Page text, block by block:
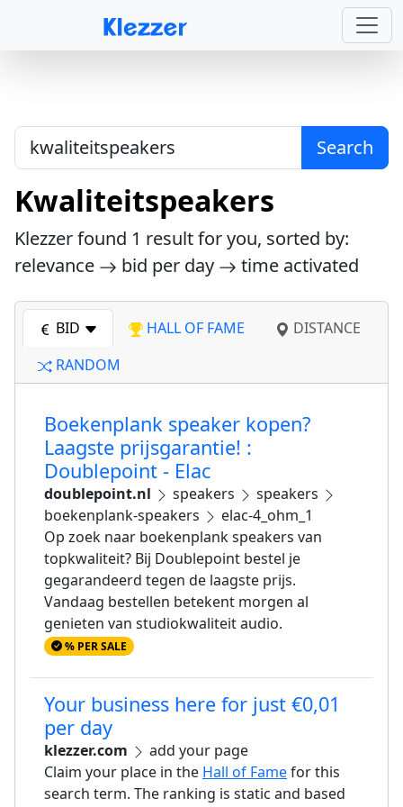
Search
Kwaliteitspeakers
Klezzer found 1 result for you, sorted by:
relevance
bid per day time activated
BID HALL OF FAME
DISTANCE
RANDOM
Boekenplank speaker kopen?
Laagste prijsgarantie! :
Doublepoint - Elac
doublepoint.nl speakers
speakers
boekenplank-speakers
elac-4_ohm_1
Op zoek naar boekenplank speakers van
topkwaliteit? Bij Doublepoint bestel je
gegarandeerd tegen de laagste prijs.
Vandaag bestellen betekent morgen al
genieten van studiokwaliteit audio.
% PER SALE
Your business here for just €0,01
per day
klezzer.com
add your page
Claim your place in the Hall of Famefor this
search term. The ranking is static and based